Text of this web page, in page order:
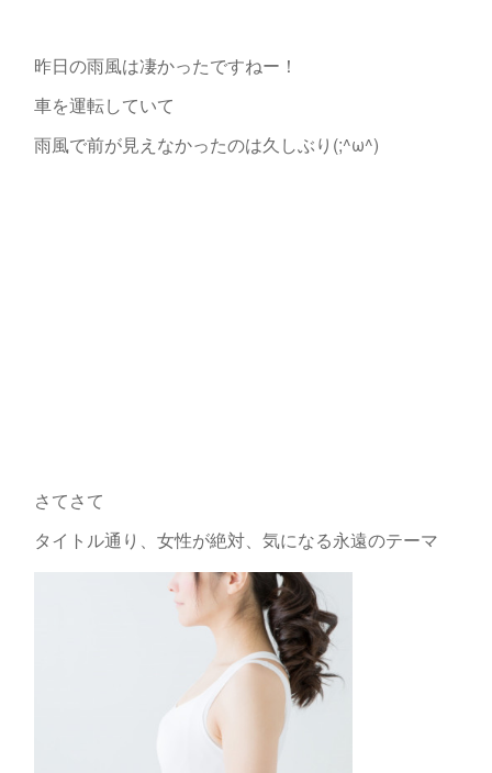
昨日の雨風は凄かったですねー！
車を運転していて
雨風で前が見えなかったのは久しぶり(;^ω^)
さてさて
タイトル通り、女性が絶対、気になる永遠のテーマ